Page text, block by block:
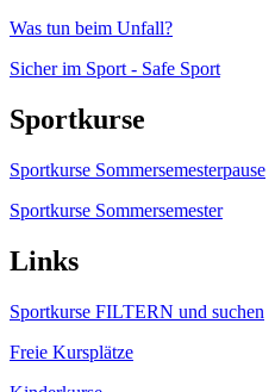
Was tun beim Unfall?
Sicher im Sport - Safe Sport
Sportkurse
Sportkurse Sommersemesterpause
Sportkurse Sommersemester
Links
Sportkurse FILTERN und suchen
Freie Kursplätze